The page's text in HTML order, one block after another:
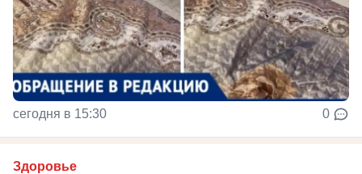
сегодня в 15:30 0
Здоровье